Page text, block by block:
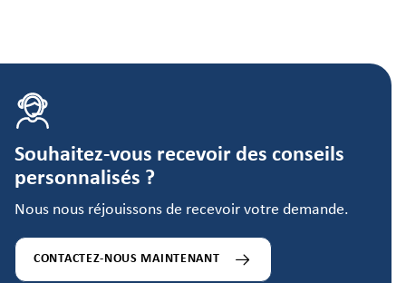
Souhaitez-vous recevoir des conseils
personnalisés ?
Nous nous réjouissons de recevoir votre demande.
CONTACTEZ-NOUS MAINTENANT